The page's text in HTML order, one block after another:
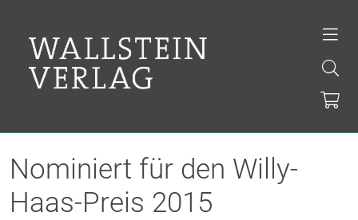
Nominiert für den Willy-
Haas-Preis 2015